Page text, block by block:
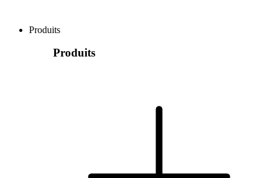
Produits
Produits